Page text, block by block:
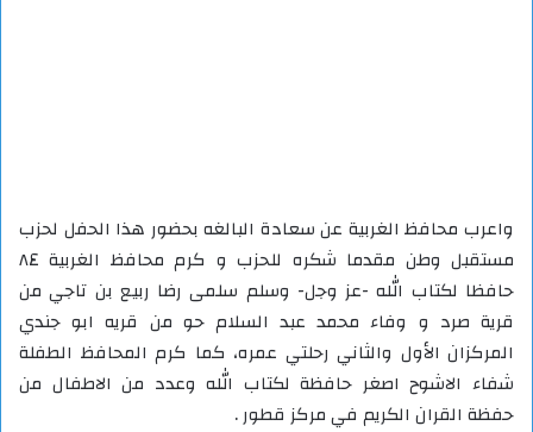
واعرب محافظ الغربية عن سعادة البالغه بحضور هذا الحفل لحزب
مستقبل وطن مقدما شكره للحزب و كرم محافظ الغربية ٨٤
حافظا لكتاب الله -عز وجل- وسلم سلمى رضا ربيع بن تاجي من
قرية صرد و وفاء محمد عبد السلام حو من قريه ابو جندي
المركزان الأول والثاني رحلتي عمره، كما كرم المحافظ الطفلة
شفاء الاشوح اصغر حافظة لكتاب الله وعدد من الاطفال من
حفظة القران الكريم في مركز قطور .